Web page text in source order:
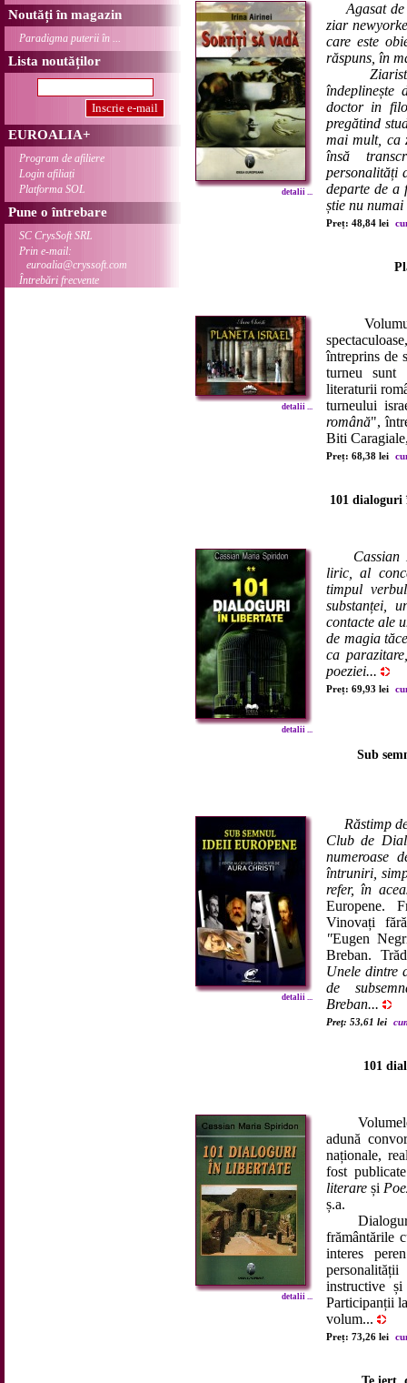
Noutăți în magazin
Paradigma puterii în ...
Lista noutăților
EUROALIA+
Program de afiliere
Login afiliați
Platforma SOL
Pune o întrebare
SC CrysSoft SRL
Prin e-mail:
euroalia@cryssoft.com
Întrebări frecvente
detalii ...
Agasat
ziar
care este
răspuns, în
Ziarist,
îndeplinește
doctor in
pregătind
mai mult, ca
însă
personalități
departe de
știe nu numai
Preț: 48,84 lei
detalii ...
întreprins de
turneu sunt
literaturii
turneului
română",
Biti
Preț: 68,38 lei
101
detalii ...
liric, al
timpul
substanței,
contacte ale
de magia
ca
poeziei...
Preț: 69,93 lei
Sub
detalii ...
Răstimp
Club de
numeroase
întruniri,
refer, în
Europene.
Vinovați
"Eugen
Breban.
Unele dintre
de
Breban...
Preț: 53,61 lei
101
detalii ...
Volumele
adună
naționale,
fost
literare și
ș.a.
frământările
interes
instructive și
Participanții
volum...
Preț: 73,26 lei